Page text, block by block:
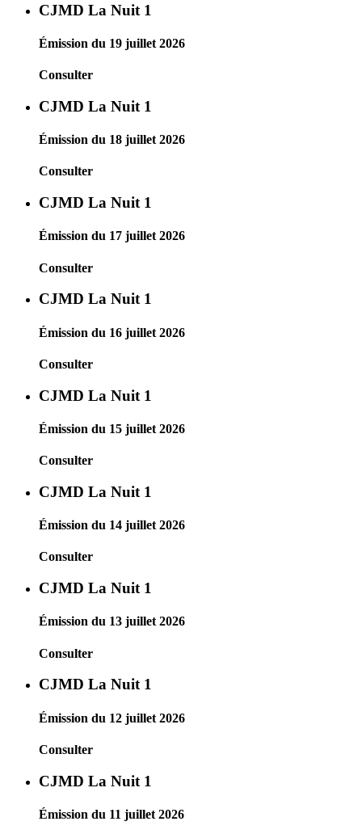
CJMD La Nuit 1
Émission du 19 juillet 2026
Consulter
CJMD La Nuit 1
Émission du 18 juillet 2026
Consulter
CJMD La Nuit 1
Émission du 17 juillet 2026
Consulter
CJMD La Nuit 1
Émission du 16 juillet 2026
Consulter
CJMD La Nuit 1
Émission du 15 juillet 2026
Consulter
CJMD La Nuit 1
Émission du 14 juillet 2026
Consulter
CJMD La Nuit 1
Émission du 13 juillet 2026
Consulter
CJMD La Nuit 1
Émission du 12 juillet 2026
Consulter
CJMD La Nuit 1
Émission du 11 juillet 2026